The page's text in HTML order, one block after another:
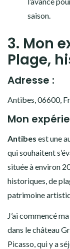
saison.
3. Mon
Plage,
Adresse :
Antibes, 06600,
Mon
Antibes est une
qui souhaitent
située à environ
historiques, de
patrimoine
J’ai commencé
dans le château
Picasso, qui y a